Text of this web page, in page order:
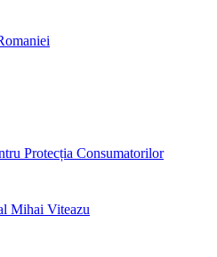
Protecția Consumatorilor
Mihai Viteazu